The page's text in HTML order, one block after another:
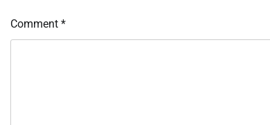
Comment *